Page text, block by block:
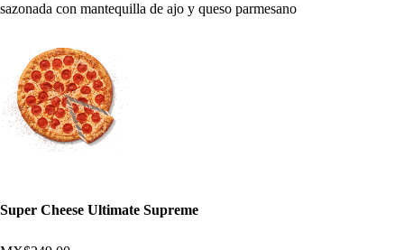
sazonada con mantequilla de ajo y queso parmesano
Super Cheese Ultimate Supreme